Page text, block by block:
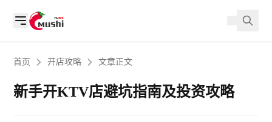
首页 开店攻略 文章正文
新手开KTV店避坑指南及投资攻略